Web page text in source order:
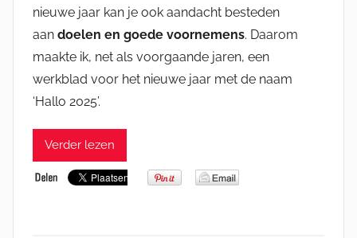
nieuwe jaar kan je ook aandacht besteden
aan doelen en goede voornemens. Daarom
maakte ik, net als voorgaande jaren, een
werkblad voor het nieuwe jaar met de naam
‘Hallo 2025’.
Verder lezen